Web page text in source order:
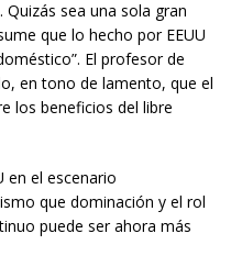
sea una sola gran
que lo hecho por EEUU
El profesor de
en tono de lamento, que el
los beneficios del libre
en el escenario
que dominación y el rol
puede ser ahora más